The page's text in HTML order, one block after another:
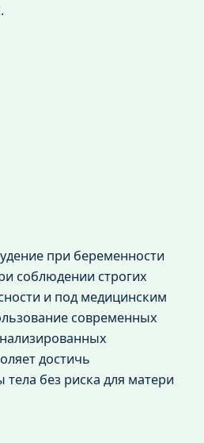
при беременности
соблюдении строгих
и под медицинским
современных
достичь
тела без риска для матери